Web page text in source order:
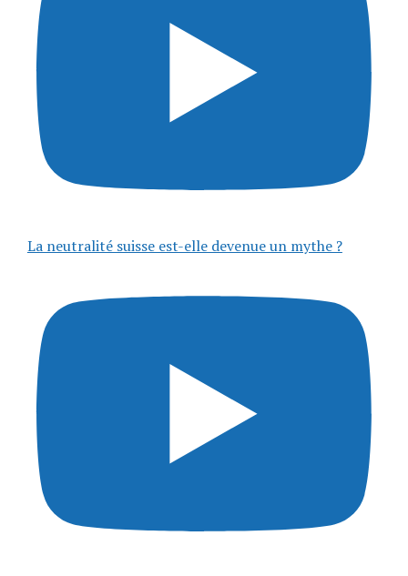
La neutralité suisse est-elle devenue un mythe ?